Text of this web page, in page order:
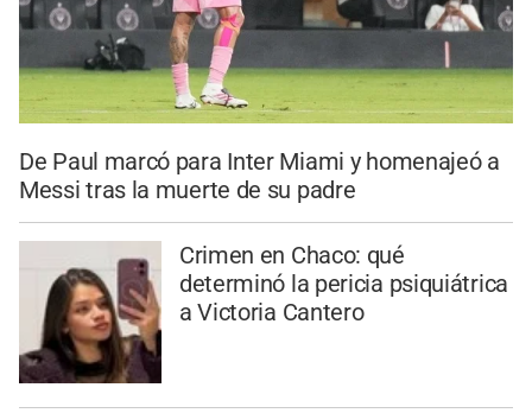
De Paul marcó para Inter Miami y homenajeó a
Messi tras la muerte de su padre
Crimen en Chaco: qué
determinó la pericia psiquiátrica
a Victoria Cantero